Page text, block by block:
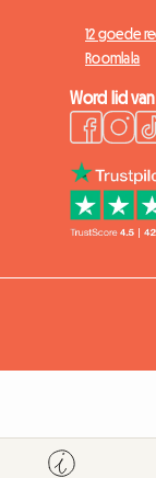
12 goede
Roomlala
Word lid